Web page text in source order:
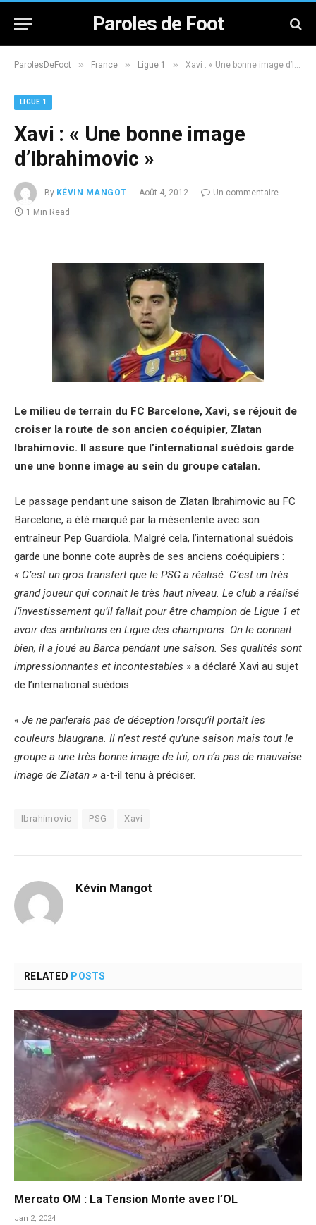
Paroles de Foot
ParolesDeFoot » France » Ligue 1 » Xavi : « Une bonne image d’Ibrahimovic »
LIGUE 1
Xavi : « Une bonne image
d’Ibrahimovic »
By KÉVIN MANGOT Août 4, 2012
Un commentaire
1 Min Read
Le milieu de terrain du FC Barcelone, Xavi, se réjouit de
croiser la route de son ancien coéquipier, Zlatan
Ibrahimovic. Il assure que l’international suédois garde
une une bonne image au sein du groupe catalan.
Le passage pendant une saison de Zlatan Ibrahimovic au FC
Barcelone, a été marqué par la mésentente avec son
entraîneur Pep Guardiola. Malgré cela, l’international suédois
garde une bonne cote auprès de ses anciens coéquipiers :
« C’est un gros transfert que le PSG a réalisé. C’est un très
grand joueur qui connait le très haut niveau. Le club a réalisé
l’investissement qu’il fallait pour être champion de Ligue 1 et
avoir des ambitions en Ligue des champions. On le connait
bien, il a joué au Barca pendant une saison. Ses qualités sont
impressionnantes et incontestables » a déclaré Xavi au sujet
de l’international suédois.
« Je ne parlerais pas de déception lorsqu’il portait les
couleurs blaugrana. Il n’est resté qu’une saison mais tout le
groupe a une très bonne image de lui, on n’a pas de mauvaise
image de Zlatan » a-t-il tenu à préciser.
Ibrahimovic PSG Xavi
Kévin Mangot
RELATED POSTS
Mercato OM : La Tension Monte avec l’OL
Jan 2, 2024